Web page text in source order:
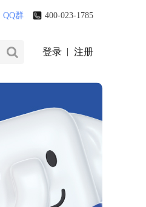
QQ群 400-023-1785
登录 注册